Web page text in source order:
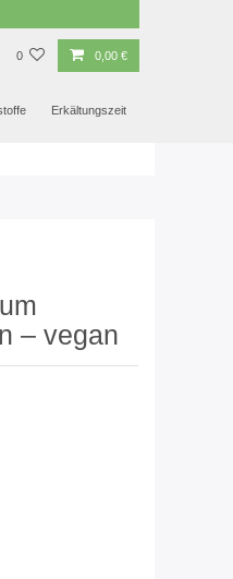
0 0,00 €
Erkältungszeit
– vegan